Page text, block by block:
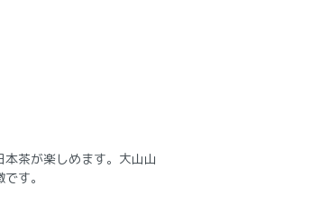
茶が楽しめます。大山山
す。